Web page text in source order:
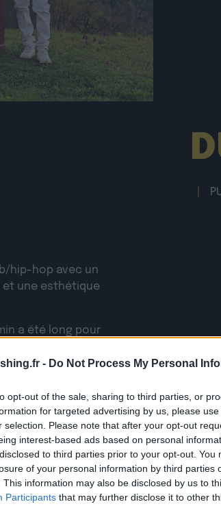
- Do Not Process My Personal
opt-out of the sale, sharing to third parties, or
for targeted advertising by us, please
selection. Please note that after your opt-out
interest-based ads based on personal
to third parties prior to your opt-out. You
of your personal information by third parties
This information may also be disclosed by us to
Participants that may further disclose it to other
hip-hop avec un
et une esthétique
a été long pour
identité sonore.
commencé. Le
Made”,
caméscope
pour l’audio.
avec le
guitare. Pour le
». Avec très
accent anglais
“Musical